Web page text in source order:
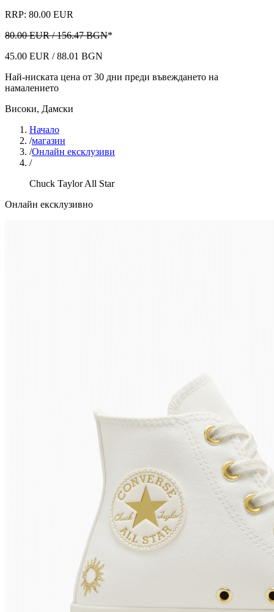
RRP: 80.00 EUR
80.00 EUR / 156.47 BGN*
45.00 EUR / 88.01 BGN
Най-ниската цена от 30 дни преди въвеждането на
намалението
Високи, Дамски
Начало
/магазин
/Онлайн ексклузиви
/
Chuck Taylor All Star
Онлайн ексклузивно